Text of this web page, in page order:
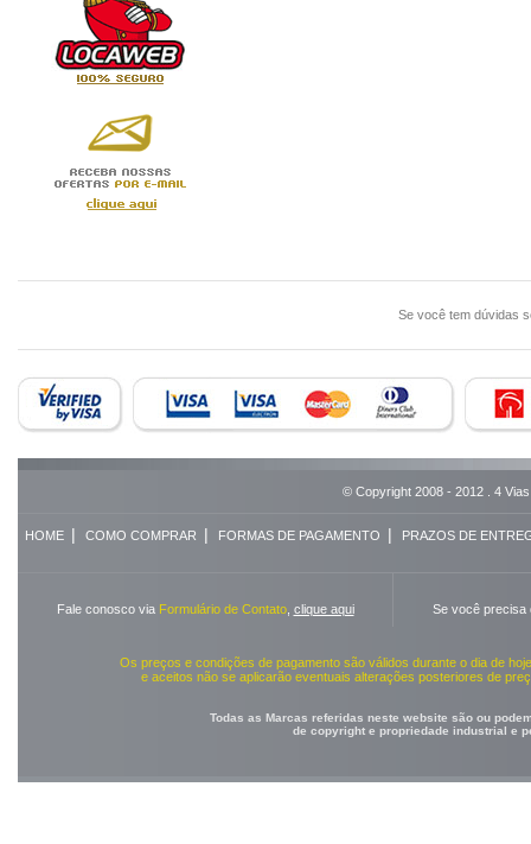
Se você tem dúvidas
© Copyright 2008 - 2012 . 4
HOME| COMO COMPRAR | FORMAS DE PAGAMENTO | PRAZOS DE
Fale conosco via Formulário de Contato, clique aqui Se você precisa
Os preços e condições de pagamento são válidos durante o dia de
e aceitos não se aplicarão eventuais alterações posteriores de
Todas as Marcas referidas neste website são ou
de copyright e propriedade industrial e